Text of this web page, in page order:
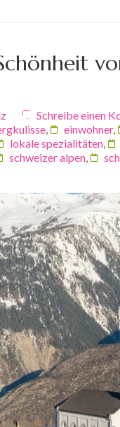
Schreibe einen
, einwohner,
lokale spezialitäten,
schweizer alpen,